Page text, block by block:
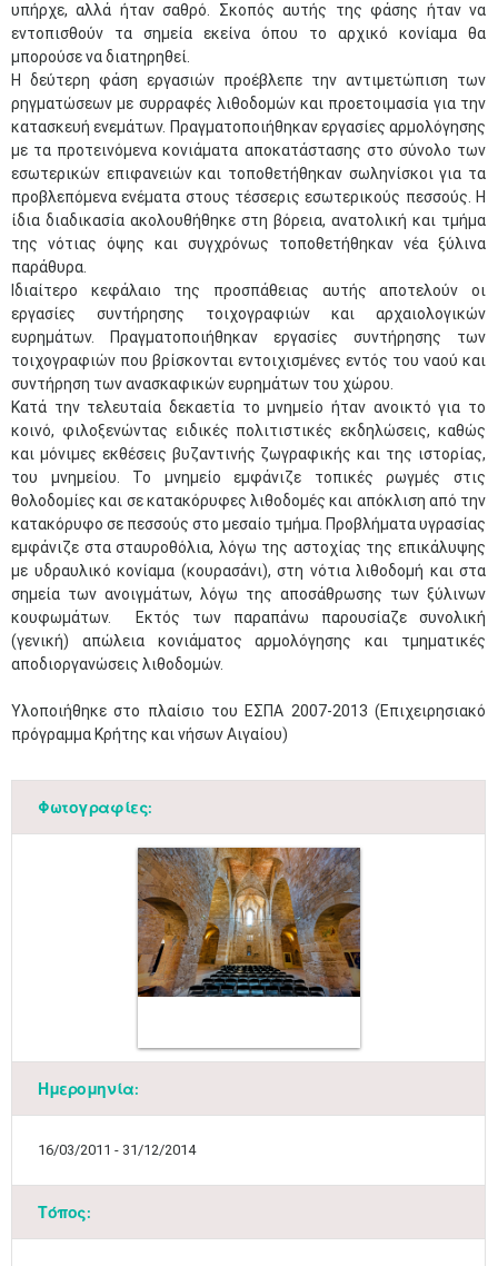
υπήρχε, αλλά ήταν σαθρό. Σκοπός αυτής της φάσης ήταν να
εντοπισθούν τα σημεία εκείνα όπου το αρχικό κονίαμα θα
μπορούσε να διατηρηθεί.
Η δεύτερη φάση εργασιών προέβλεπε την αντιμετώπιση των
ρηγματώσεων με συρραφές λιθοδομών και προετοιμασία για την
κατασκευή ενεμάτων. Πραγματοποιήθηκαν εργασίες αρμολόγησης
με τα προτεινόμενα κονιάματα αποκατάστασης στο σύνολο των
εσωτερικών επιφανειών και τοποθετήθηκαν σωληνίσκοι για τα
προβλεπόμενα ενέματα στους τέσσερις εσωτερικούς πεσσούς. Η
ίδια διαδικασία ακολουθήθηκε στη βόρεια, ανατολική και τμήμα
της νότιας όψης και συγχρόνως τοποθετήθηκαν νέα ξύλινα
παράθυρα.
Ιδιαίτερο κεφάλαιο της προσπάθειας αυτής αποτελούν οι
εργασίες συντήρησης τοιχογραφιών και αρχαιολογικών
ευρημάτων. Πραγματοποιήθηκαν εργασίες συντήρησης των
τοιχογραφιών που βρίσκονται εντοιχισμένες εντός του ναού και
συντήρηση των ανασκαφικών ευρημάτων του χώρου.
Κατά την τελευταία δεκαετία το μνημείο ήταν ανοικτό για το
κοινό, φιλοξενώντας ειδικές πολιτιστικές εκδηλώσεις, καθώς
και μόνιμες εκθέσεις βυζαντινής ζωγραφικής και της ιστορίας,
του μνημείου. Το μνημείο εμφάνιζε τοπικές ρωγμές στις
θολοδομίες και σε κατακόρυφες λιθοδομές και απόκλιση από την
κατακόρυφο σε πεσσούς στο μεσαίο τμήμα. Προβλήματα υγρασίας
εμφάνιζε στα σταυροθόλια, λόγω της αστοχίας της επικάλυψης
με υδραυλικό κονίαμα (κουρασάνι), στη νότια λιθοδομή και στα
σημεία των ανοιγμάτων, λόγω της αποσάθρωσης των ξύλινων
κουφωμάτων. Εκτός των παραπάνω παρουσίαζε συνολική
(γενική) απώλεια κονιάματος αρμολόγησης και τμηματικές
αποδιοργανώσεις λιθοδομών.
Υλοποιήθηκε στο πλαίσιο του ΕΣΠΑ 2007-2013 (Επιχειρησιακό
πρόγραμμα Κρήτης και νήσων Αιγαίου)​
Φωτογραφίες:
Ημερομηνία:
16/03/2011 - 31/12/2014
Τόπος: